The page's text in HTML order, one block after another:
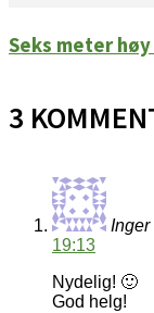
Seks meter
3
19:13
Nydelig! 🙂
God helg!